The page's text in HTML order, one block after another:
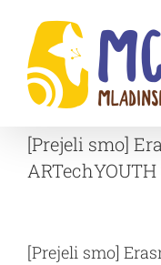
content
[Prejeli smo]
[Prejeli smo]